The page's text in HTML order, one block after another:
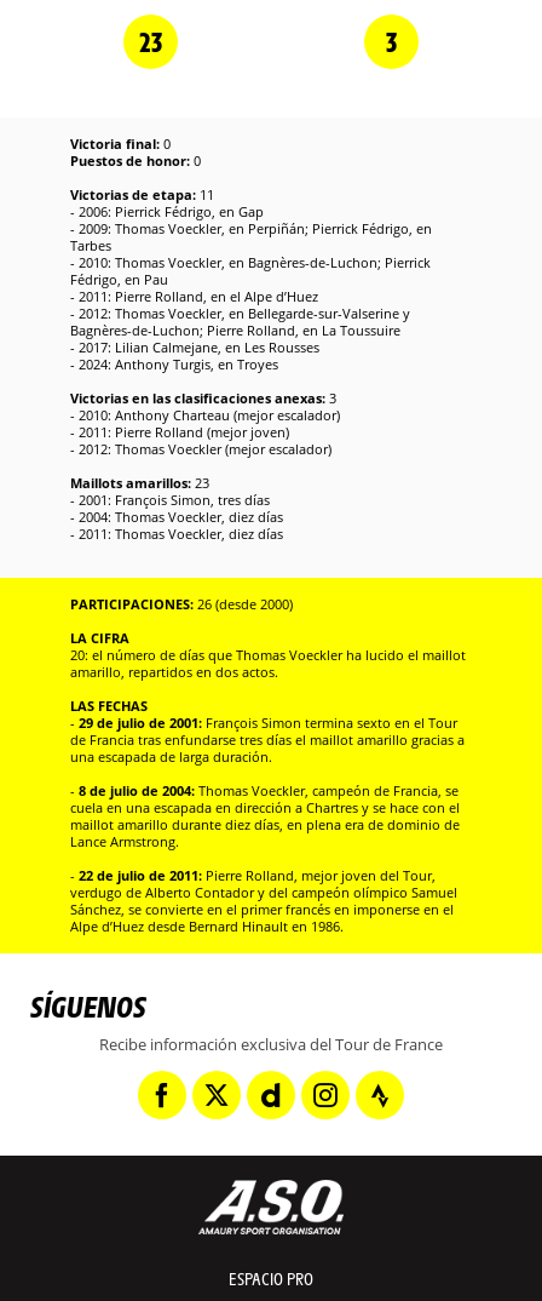
23 3
Victoria final: 0
Puestos de honor: 0
Victorias de etapa: 11
- 2006: Pierrick Fédrigo, en Gap
- 2009: Thomas Voeckler, en Perpiñán; Pierrick Fédrigo, en
Tarbes
- 2010: Thomas Voeckler, en Bagnères-de-Luchon; Pierrick
Fédrigo, en Pau
- 2011: Pierre Rolland, en el Alpe d’Huez
- 2012: Thomas Voeckler, en Bellegarde-sur-Valserine y
Bagnères-de-Luchon; Pierre Rolland, en La Toussuire
- 2017: Lilian Calmejane, en Les Rousses
- 2024: Anthony Turgis, en Troyes
Victorias en las clasificaciones anexas: 3
- 2010: Anthony Charteau (mejor escalador)
- 2011: Pierre Rolland (mejor joven)
- 2012: Thomas Voeckler (mejor escalador)
Maillots amarillos: 23
- 2001: François Simon, tres días
- 2004: Thomas Voeckler, diez días
- 2011: Thomas Voeckler, diez días
PARTICIPACIONES: 26 (desde 2000)
LA CIFRA
20: el número de días que Thomas Voeckler ha lucido el maillot
amarillo, repartidos en dos actos.
LAS FECHAS
- 29 de julio de 2001: François Simon termina sexto en el Tour
de Francia tras enfundarse tres días el maillot amarillo gracias a
una escapada de larga duración.
- 8 de julio de 2004: Thomas Voeckler, campeón de Francia, se
cuela en una escapada en dirección a Chartres y se hace con el
maillot amarillo durante diez días, en plena era de dominio de
Lance Armstrong.
- 22 de julio de 2011: Pierre Rolland, mejor joven del Tour,
verdugo de Alberto Contador y del campeón olímpico Samuel
Sánchez, se convierte en el primer francés en imponerse en el
Alpe d’Huez desde Bernard Hinault en 1986.
SÍGUENOS
Recibe información exclusiva del Tour de France
ESPACIO PRO